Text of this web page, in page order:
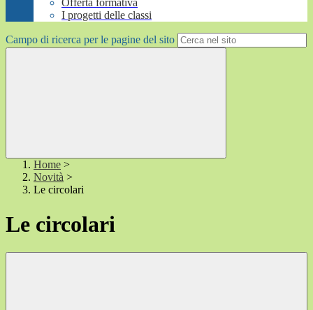
Offerta formativa
I progetti delle classi
Campo di ricerca per le pagine del sito
Home >
Novità >
Le circolari
Le circolari